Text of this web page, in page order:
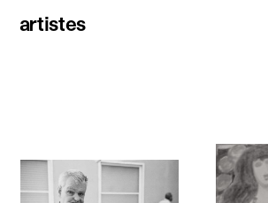
artistes